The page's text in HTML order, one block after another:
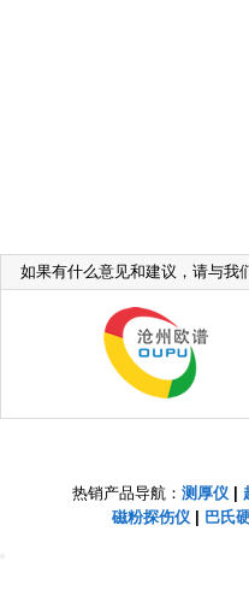
如果有什么意见和建议，请与我
热销产品导航： 测厚仪
磁粉探伤仪| 巴氏